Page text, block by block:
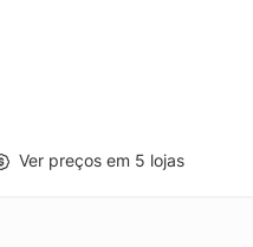
Ver preços em 5 lojas